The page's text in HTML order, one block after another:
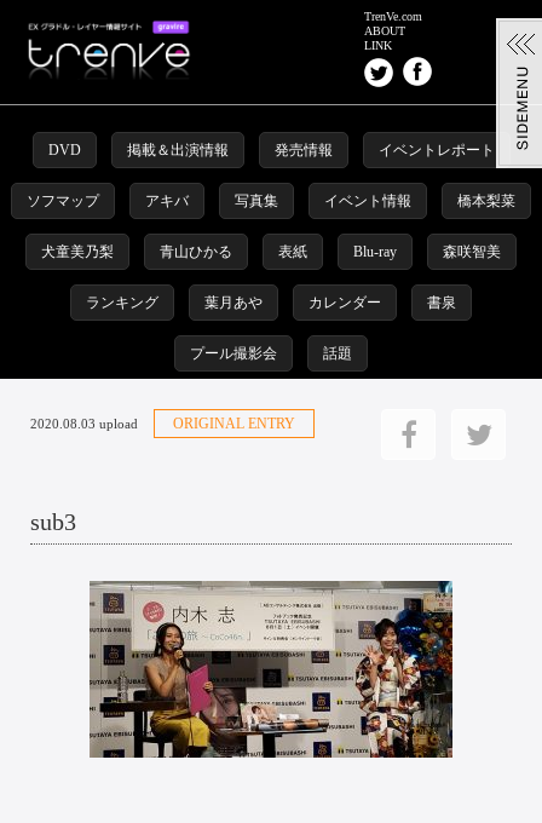
TrenVe.com
ABOUT
LINK
DVD 掲載＆出演情報 発売情報 イベントレポート
ソフマップ アキバ 写真集 イベント情報 橋本梨菜
犬童美乃梨 青山ひかる 表紙 Blu-ray 森咲智美
ランキング 葉月あや カレンダー 書泉
プール撮影会 話題
2020.08.03 upload ORIGINAL ENTRY
sub3